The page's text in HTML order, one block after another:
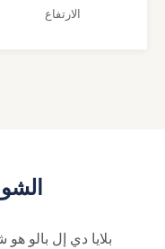
الارتفاع
بلايا دي إل بالو